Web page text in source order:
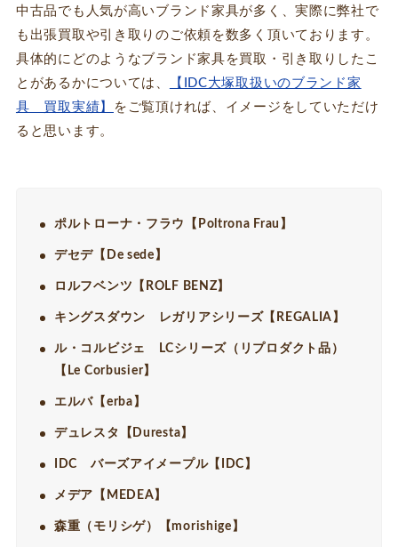
中古品でも人気が高いブランド家具が多く、実際に弊社で
も出張買取や引き取りのご依頼を数多く頂いております。
具体的にどのようなブランド家具を買取・引き取りしたこ
とがあるかについては、
【IDC大塚取扱いのブランド家
具 買取実績】
をご覧頂ければ、イメージをしていただけ
ると思います。
ポルトローナ・フラウ【Poltrona Frau】
デセデ【De sede】
ロルフベンツ【ROLF BENZ】
キングスダウン レガリアシリーズ【REGALIA】
ル・コルビジェ LCシリーズ（リプロダクト品）
【Le Corbusier】
エルバ【erba】
デュレスタ【Duresta】
IDC バーズアイメープル【IDC 】
メデア【MEDEA】
森重（モリシゲ）【morishige】